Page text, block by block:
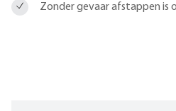
Zonder gevaar afstappen is